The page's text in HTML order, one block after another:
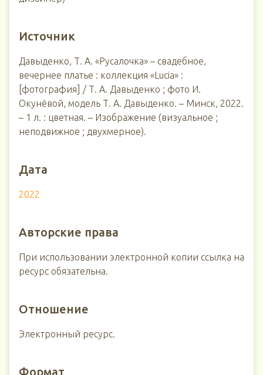
Источник
Давыденко, Т. А. «Русалочка» – свадебное,
вечернее платье : коллекция «Lucia» :
[фотография] / Т. А. Давыденко ; фото И.
Окунёвой, модель Т. А. Давыденко. – Минск, 2022.
– 1 л. : цветная. – Изображение (визуальное ;
неподвижное ; двухмерное).
Дата
2022
Авторские права
При использовании электронной копии ссылка на
ресурс обязательна.
Отношение
Электронный ресурс.
Формат